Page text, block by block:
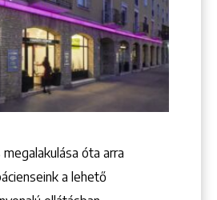
megalakulása óta arra
a lehető